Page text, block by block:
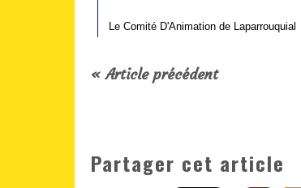
Le Comité D'Animation de Laparrouquial
« Article précédent
Partager cet article